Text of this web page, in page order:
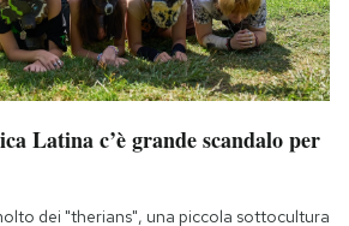
Latina c’è grande scandalo per
dei "therians", una piccola sottocultura